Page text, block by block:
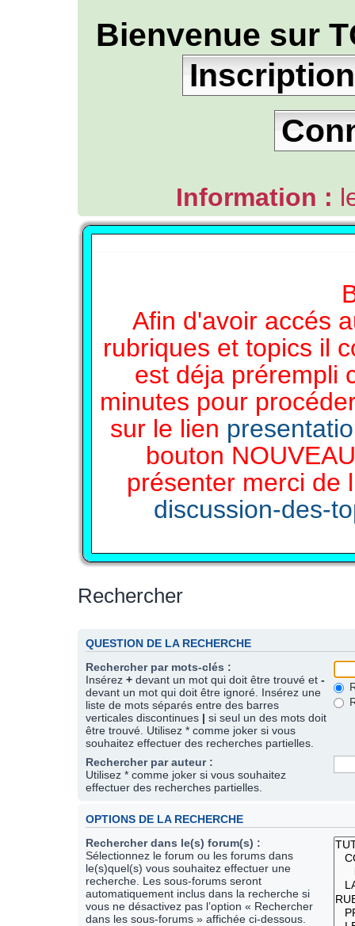
Bienvenue sur
Inscription
Information :
Afin d'avoir accés
rubriques et topics il
est déja prérempli
minutes pour
sur le lien
bouton
présenter merci de
discussion-des-
Rechercher
QUESTION DE LA RECHERCHE
Rechercher par mots-clés :
Insérez + devant un mot qui doit être trouvé et -
devant un mot qui doit être ignoré. Insérez une
liste de mots séparés entre des barres
verticales discontinues | si seul un des mots doit
être trouvé. Utilisez * comme joker si vous
souhaitez effectuer des recherches partielles.
Rechercher par auteur :
Utilisez * comme joker si vous souhaitez
effectuer des recherches partielles.
OPTIONS DE LA RECHERCHE
Rechercher dans le(s) forum(s) :
Sélectionnez le forum ou les forums dans
le(s)quel(s) vous souhaitez effectuer une
recherche. Les sous-forums seront
automatiquement inclus dans la recherche si
vous ne désactivez pas l’option « Rechercher
dans les sous-forums » affichée ci-dessous.